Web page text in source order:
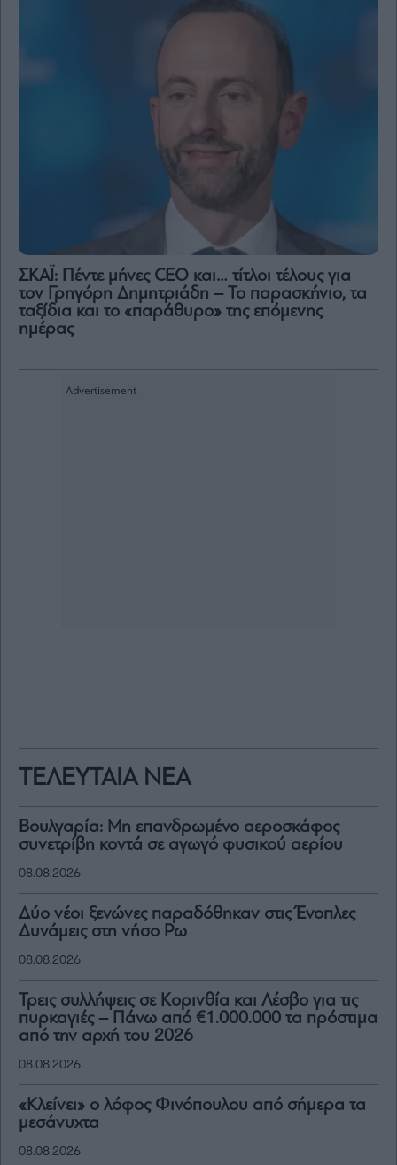
ΤΕΛΕΥΤΑΙΑ ΝΕΑ
Βουλγαρία: Μη επανδρωμένο αεροσκάφος
συνετρίβη κοντά σε αγωγό φυσικού αερίου
08.08.2026
Δύο νέοι ξενώνες παραδόθηκαν στις Ένοπλες
Δυνάμεις στη νήσο Ρω
08.08.2026
Τρεις συλλήψεις σε Κορινθία και Λέσβο για τις
πυρκαγιές – Πάνω από €1.000.000 τα πρόστιμα
από την αρχή του 2026
08.08.2026
«Κλείνει» ο λόφος Φινόπουλου από σήμερα τα
μεσάνυχτα
08.08.2026
ΣΚΑΪ: Πέντε μήνες CEO και… τίτλοι τέλους για
τον Γρηγόρη Δημητριάδη – Το παρασκήνιο, τα
ταξίδια και το «παράθυρο» της επόμενης
ημέρας